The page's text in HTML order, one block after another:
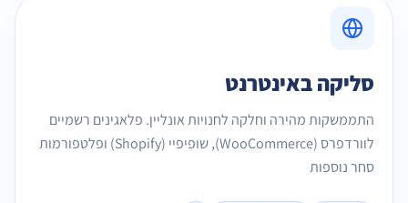
סליקה באינטרנט
התממשקות מהירה וחלקה לחנויות אונליין. פלאגינים רשמיים
לוורדפרס (WooCommerce), שופיפיי (Shopify) ופלטפורמות
סחר נוספות